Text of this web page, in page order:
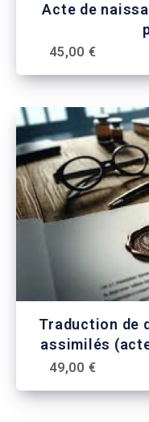
Acte de
45,00 €
Traduction de
assimilés
casier
49,00 €